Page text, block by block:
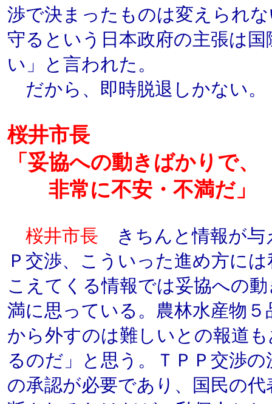
渉で決まったものは変えられ
守るという日本政府の主張は
い」と言われた。
だから、即時脱退しかない。
桜井市長
「妥協への動きばかりで、
非常に不安・不満だ」
桜井市長 きちんと情報が与
Ｐ交渉、こういった進め方に
こえてくる情報では妥協への
満に思っている。農林水産物
から外すのは難しいとの報道
るのだ」と思う。ＴＰＰ交渉
の承認が必要であり、国民の